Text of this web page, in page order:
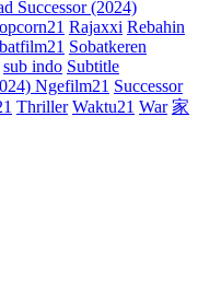
Successor (2024)
Rajaxxi Rebahin
Sobatkeren
sub indo Subtitle
Ngefilm21 Successor
Thriller Waktu21 War 家